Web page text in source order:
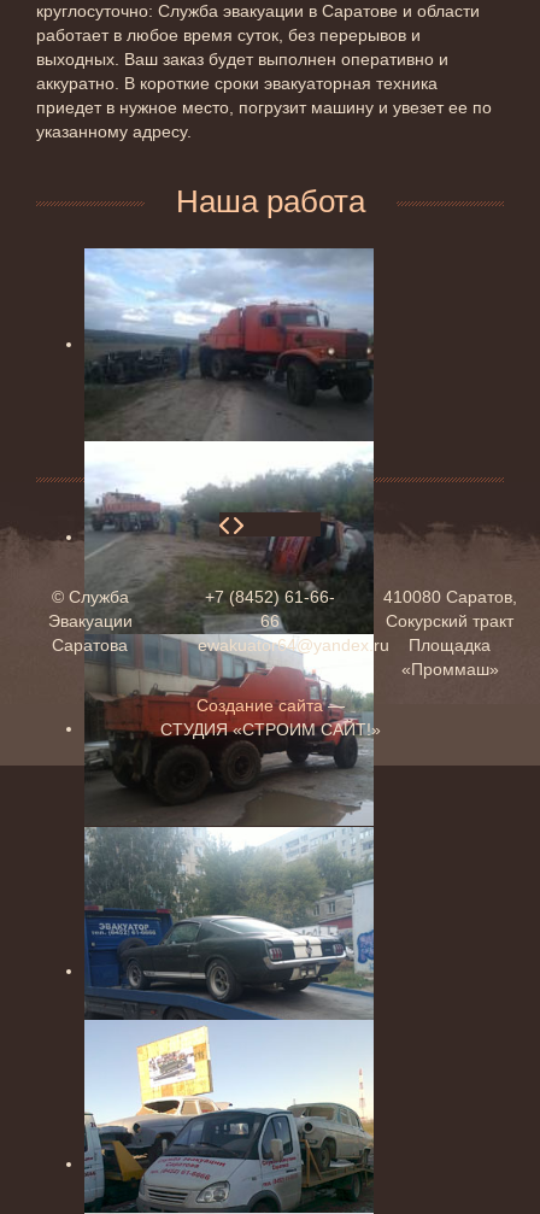
круглосуточно: Служба эвакуации в Саратове и области
работает в любое время суток, без перерывов и
выходных. Ваш заказ будет выполнен оперативно и
аккуратно. В короткие сроки эвакуаторная техника
приедет в нужное место, погрузит машину и увезет ее по
указанному адресу.
Наша работа
© Служба
Эвакуации
Саратова
+7 (8452) 61-66-
66
ewakuator64@yandex.ru
410080 Саратов,
Сокурский тракт
Площадка
«Проммаш»
Создание сайта—
СТУДИЯ «СТРОИМ САЙТ!»